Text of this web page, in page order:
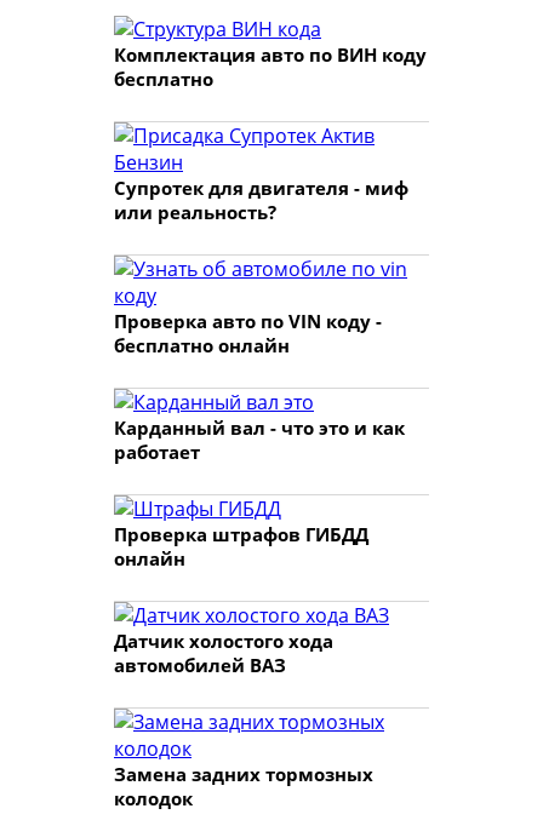
Комплектация авто по ВИН коду
бесплатно
Супротек для двигателя - миф
или реальность?
Проверка авто по VIN коду -
бесплатно онлайн
Карданный вал - что это и как
работает
Проверка штрафов ГИБДД
онлайн
Датчик холостого хода
автомобилей ВАЗ
Замена задних тормозных
колодок